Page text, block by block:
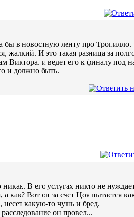
бы в новостную ленту про
жалкий. И это такая разница за
Виктора, и ведет его к финалу под
и должно быть.
В его услугах никто не
как? Вот он за счет Цоя пытается
какую-то чушь и бред.
он провел...